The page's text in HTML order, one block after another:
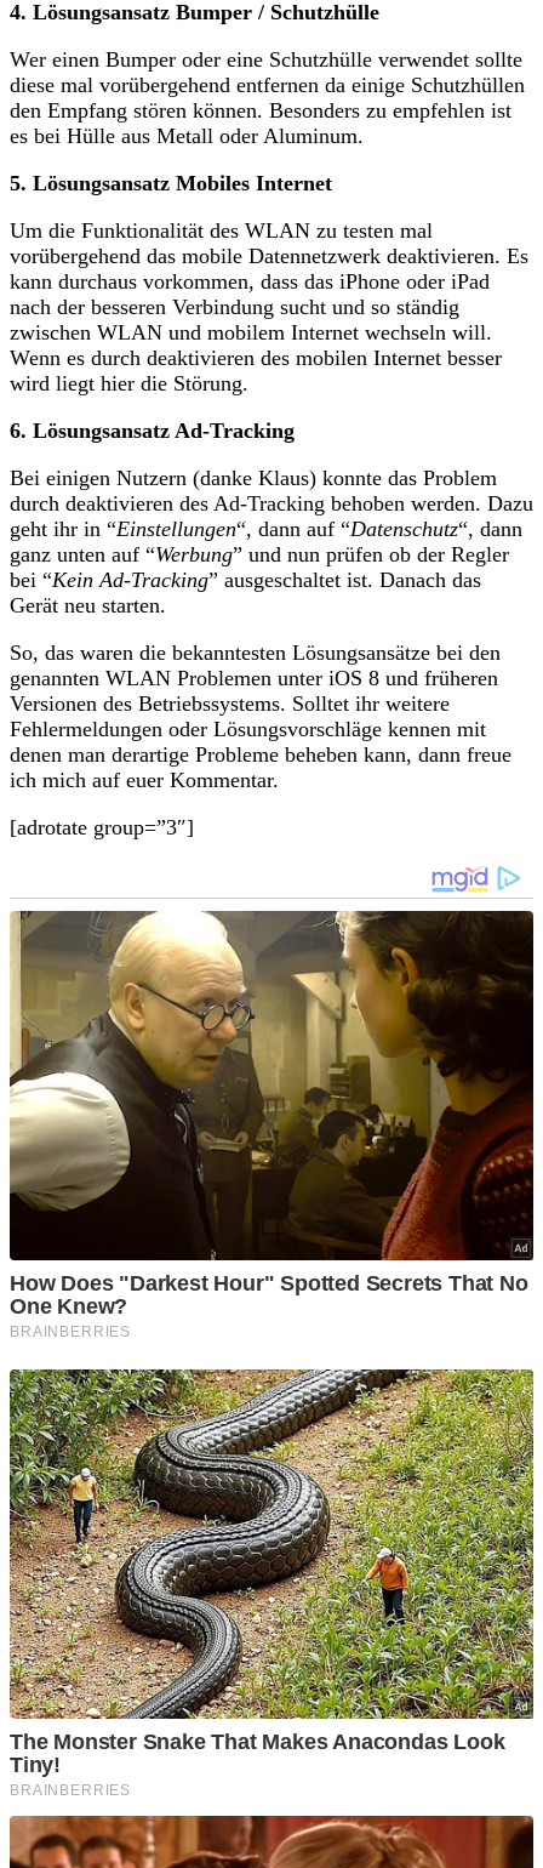
4. Lösungsansatz Bumper / Schutzhülle
Wer einen Bumper oder eine Schutzhülle verwendet sollte
diese mal vorübergehend entfernen da einige Schutzhüllen
den Empfang stören können. Besonders zu empfehlen ist
es bei Hülle aus Metall oder Aluminum.
5. Lösungsansatz Mobiles Internet
Um die Funktionalität des WLAN zu testen mal
vorübergehend das mobile Datennetzwerk deaktivieren. Es
kann durchaus vorkommen, dass das iPhone oder iPad
nach der besseren Verbindung sucht und so ständig
zwischen WLAN und mobilem Internet wechseln will.
Wenn es durch deaktivieren des mobilen Internet besser
wird liegt hier die Störung.
6. Lösungsansatz Ad-Tracking
Bei einigen Nutzern (danke Klaus) konnte das Problem
durch deaktivieren des Ad-Tracking behoben werden. Dazu
geht ihr in “Einstellungen“, dann auf “Datenschutz“, dann
ganz unten auf “Werbung” und nun prüfen ob der Regler
bei “Kein Ad-Tracking” ausgeschaltet ist. Danach das
Gerät neu starten.
So, das waren die bekanntesten Lösungsansätze bei den
genannten WLAN Problemen unter iOS 8 und früheren
Versionen des Betriebssystems. Solltet ihr weitere
Fehlermeldungen oder Lösungsvorschläge kennen mit
denen man derartige Probleme beheben kann, dann freue
ich mich auf euer Kommentar.
[adrotate group=”3″]